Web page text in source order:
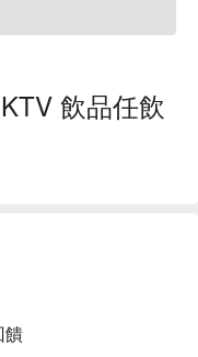
飲品任飲
饋